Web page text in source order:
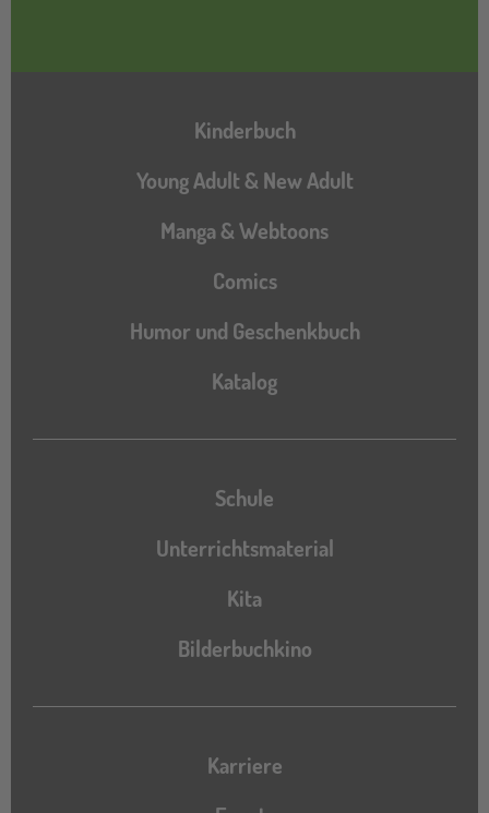
Hauptnavigation
Kinderbuch
Young Adult & New Adult
Manga & Webtoons
Comics
Humor und Geschenkbuch
Katalog
Katalog
Schule
Unterrichtsmaterial
Kita
Bilderbuchkino
Karriere